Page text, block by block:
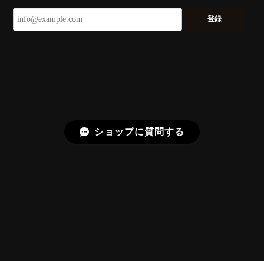
いです。 ウルウルとギラギラを一度に見ることができ
る不思議なカットだと感じました。強い煌めきだけで
で、そう感じていただけたことがなにより
です。Star Rose Cut™ は中心から外へ広
登録
ショップに質問する